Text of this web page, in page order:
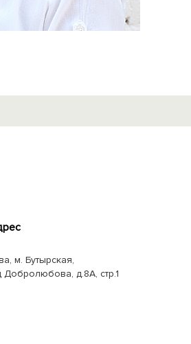
м. Бутырская,
Добролюбова, д.8А, стр.1